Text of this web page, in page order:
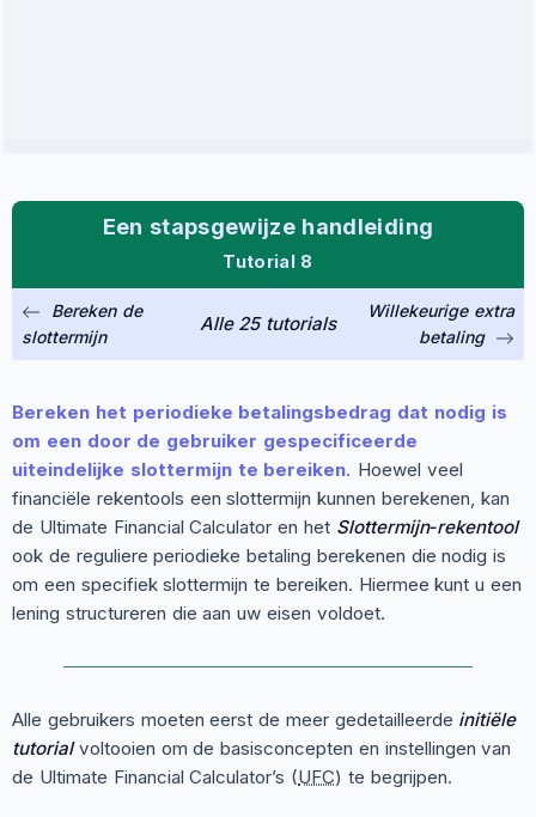
Een stapsgewijze handleiding
Tutorial 8
Bereken de
slottermijn
Alle 25 tutorials
Willekeurige extra
betaling
Bereken het periodieke betalingsbedrag dat nodig is
om een door de gebruiker gespecificeerde
uiteindelijke slottermijn te bereiken. Hoewel veel
financiële rekentools een slottermijn kunnen berekenen, kan
de Ultimate Financial Calculator en het Slottermijn‑rekentool
ook de reguliere periodieke betaling berekenen die nodig is
om een specifiek slottermijn te bereiken. Hiermee kunt u een
lening structureren die aan uw eisen voldoet.
Alle gebruikers moeten eerst de meer gedetailleerde initiële
tutorialvoltooien om de basisconcepten en instellingen van
de Ultimate Financial Calculator’s (UFC) te begrijpen.